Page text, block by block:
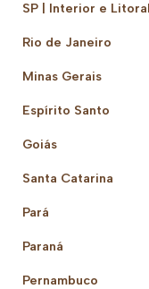
SP | Interior e Litoral
Rio de Janeiro
Minas Gerais
Espírito Santo
Goiás
Santa Catarina
Pará
Paraná
Pernambuco